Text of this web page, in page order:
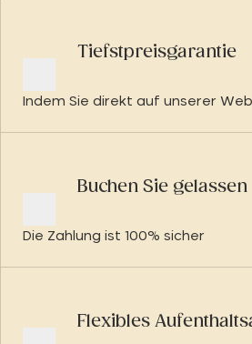
Tiefstpreisgarantie
Indem Sie direkt auf unserer
Buchen Sie gelassen
Die Zahlung ist 100% sicher
Flexibles